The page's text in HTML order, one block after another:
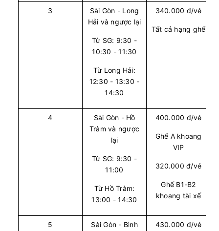
10/08
Văn phòng Vũng Tàu Văn phòng Quận 1
Còn trống:5
Văn phòng Vũng Tàu Văn phòng Quận 1
Limousine 9 chỗ
Còn trống: Chọn mua
10/08 (2 giờ)
Văn phòng Vũng Tàu Văn phòng Quận 1
3
Sài Gòn - Long
Hải và ngược lại
Từ SG: 9:30 -
10:30 - 11:30
Từ Long Hải:
12:30 - 13:30 -
14:30
340.000 đ/vé
Tất cả hạng ghế
4
Sài Gòn - Hồ
Tràm và ngược
lại
Từ SG: 9:30 -
11:00
Từ Hồ Tràm:
13:00 - 14:30
400.000 đ/vé
Ghế A khoang
VIP
320.000 đ/vé
Ghế B1-B2
khoang tài xế
5
Sài Gòn - Bình
430.000 đ/vé